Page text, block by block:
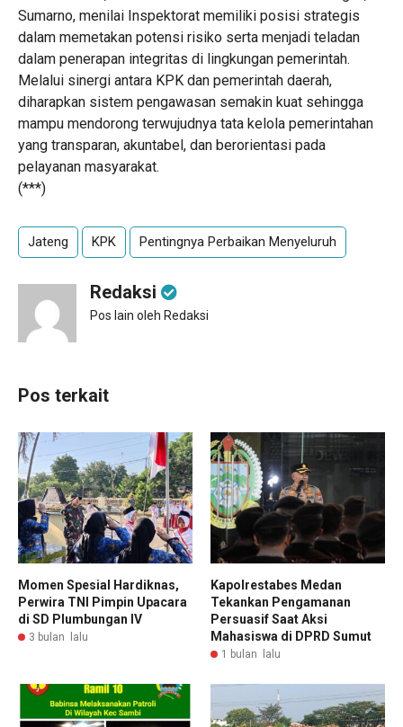
Sumarno, menilai Inspektorat memiliki posisi strategis
dalam memetakan potensi risiko serta menjadi teladan
dalam penerapan integritas di lingkungan pemerintah.
Melalui sinergi antara KPK dan pemerintah daerah,
diharapkan sistem pengawasan semakin kuat sehingga
mampu mendorong terwujudnya tata kelola pemerintahan
yang transparan, akuntabel, dan berorientasi pada
pelayanan masyarakat.
(***)
Jateng KPK Pentingnya Perbaikan Menyeluruh
Redaksi
Pos lain oleh Redaksi
Pos terkait
Momen Spesial Hardiknas,
Perwira TNI Pimpin Upacara
di SD Plumbungan IV
3 bulan lalu
Kapolrestabes Medan
Tekankan Pengamanan
Persuasif Saat Aksi
Mahasiswa di DPRD Sumut
1 bulan lalu